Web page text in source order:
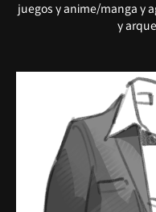
juegos y anime/manga y
y